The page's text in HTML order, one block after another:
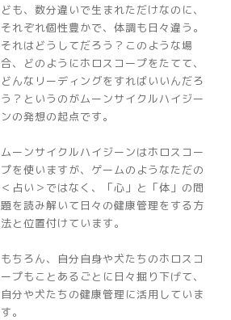
ども、数分違いで生まれただけなのに、
それぞれ個性豊かで、体調も日々違う。
それはどうしてだろう？このような場
合、どのようにホロスコープをたてて、
どんなリーディングをすればいいんだろ
う？というのがムーンサイクルハイジー
ンの発想の起点です。
ムーンサイクルハイジーンはホロスコー
プを使いますが、ゲームのようなただの
＜占い＞ではなく、「心」と「体」の問
題を読み解いて日々の健康管理をする方
法と位置付けています。
もちろん、自分自身や犬たちのホロスコ
ープもことあるごとに日々掘り下げて、
自分や犬たちの健康管理に活用していま
す。